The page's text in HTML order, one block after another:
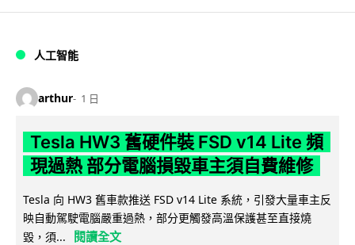
人工智能
arthur 1 日
Tesla HW3 舊硬件裝 FSD v14 Lite 頻
現過熱 部分電腦損毀車主須自費維修
Tesla 向 HW3 舊車款推送 FSD v14 Lite 系統，引發大量車主反
映自動駕駛電腦嚴重過熱，部分更觸發高溫保護甚至直接燒
毀，須...
閱讀全文